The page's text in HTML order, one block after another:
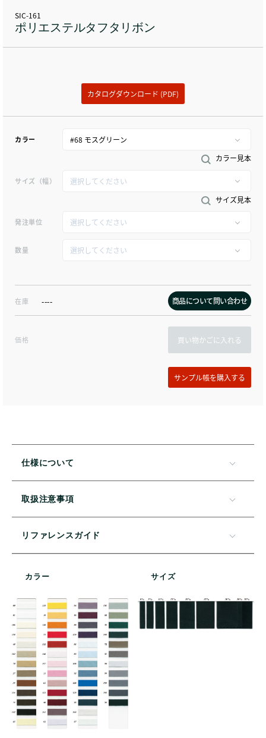
SIC-161
ポリエステルタフタリボン
カタログダウンロード (PDF)
カラー
カラー見本
サイズ（幅）
サイズ見本
発注単位
数量
在庫 ---- 商品について問い合わせ
価格 買い物かごに入れる
仕様について
取扱注意事項
リファレンスガイド
カラー サイズ